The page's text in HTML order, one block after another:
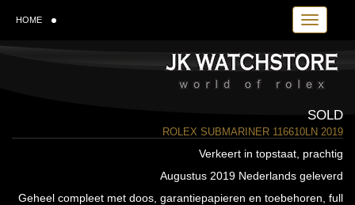
Toggle
HOME
SOLD
ROLEX SUBMARINER 116610LN 2019
Verkeert in topstaat, prachtig
Augustus 2019 Nederlands geleverd
Geheel compleet met doos, garantiepapieren en toebehoren, full